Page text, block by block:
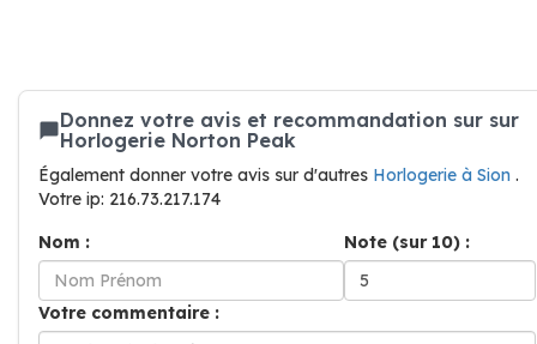
Donnez votre avis et recommandation sur sur
Horlogerie Norton Peak
Également donner votre avis sur d'autres Horlogerie à Sion .
Votre ip: 216.73.217.174
Nom :
Note (sur 10) :
Votre commentaire :